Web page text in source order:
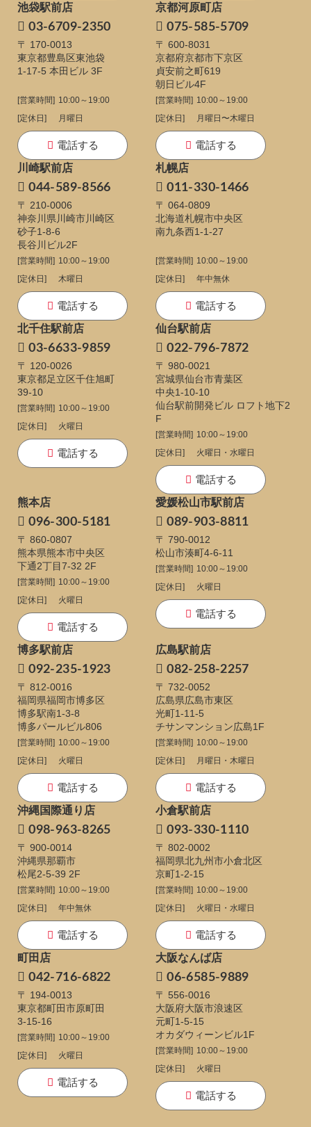
池袋駅前店
03-6709-2350
〒 170-0013
東京都豊島区東池袋
1-17-5 本田ビル 3F
[営業時間] 10:00～19:00
[定休日]
月曜日
電話する
京都河原町店
075-585-5709
〒 600-8031
京都府京都市下京区
貞安前之町619
朝日ビル4F
[営業時間] 10:00～19:00
[定休日]
月曜日〜木曜日
電話する
川崎駅前店
044-589-8566
〒 210-0006
神奈川県川崎市川崎区
砂子1-8-6
長谷川ビル2F
[営業時間] 10:00～19:00
[定休日]
木曜日
電話する
札幌店
011-330-1466
〒 064-0809
北海道札幌市中央区
南九条西1-1-27
[営業時間] 10:00～19:00
[定休日]
年中無休
電話する
北千住駅前店
03-6633-9859
〒 120-0026
東京都足立区千住旭町
39-10
[営業時間] 10:00～19:00
[定休日]
火曜日
電話する
仙台駅前店
022-796-7872
〒 980-0021
宮城県仙台市青葉区
中央1-10-10
仙台駅前開発ビル ロフト地下2
F
[営業時間] 10:00～19:00
[定休日]
火曜日・水曜日
電話する
熊本店
096-300-5181
〒 860-0807
熊本県熊本市中央区
下通2丁目7-32 2F
[営業時間] 10:00～19:00
[定休日]
火曜日
電話する
愛媛松山市駅前店
089-903-8811
〒 790-0012
松山市湊町4-6-11
[営業時間] 10:00～19:00
[定休日]
火曜日
電話する
博多駅前店
092-235-1923
〒 812-0016
福岡県福岡市博多区
博多駅南1-3-8
博多パールビル806
[営業時間] 10:00～19:00
[定休日]
火曜日
電話する
広島駅前店
082-258-2257
〒 732-0052
広島県広島市東区
光町1-11-5
チサンマンション広島1F
[営業時間] 10:00～19:00
[定休日]
月曜日・木曜日
電話する
沖縄国際通り店
098-963-8265
〒 900-0014
沖縄県那覇市
松尾2-5-39 2F
[営業時間] 10:00～19:00
[定休日]
年中無休
電話する
小倉駅前店
093-330-1110
〒 802-0002
福岡県北九州市小倉北区
京町1-2-15
[営業時間] 10:00～19:00
[定休日]
火曜日・水曜日
電話する
町田店
042-716-6822
〒 194-0013
東京都町田市原町田
3-15-16
[営業時間] 10:00～19:00
[定休日]
火曜日
電話する
大阪なんば店
06-6585-9889
〒 556-0016
大阪府大阪市浪速区
元町1-5-15
オカダウィーンビル1F
[営業時間] 10:00～19:00
[定休日]
火曜日
電話する